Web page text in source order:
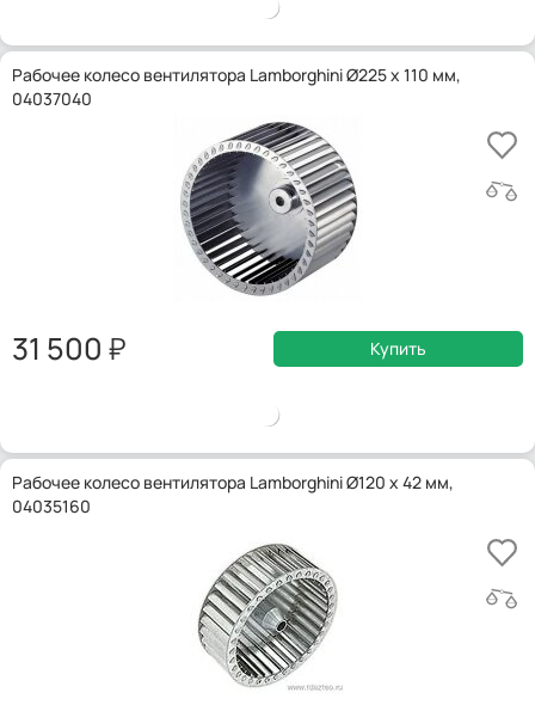
Рабочее колесо вентилятора Lamborghini Ø225 x 110 мм,
04037040
31 500 Купить
Рабочее колесо вентилятора Lamborghini Ø120 x 42 мм,
04035160